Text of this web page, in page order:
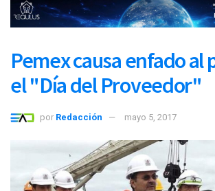
Pemex causa enfado al
el "Día del Proveedor"
por Redacción mayo 5, 2017